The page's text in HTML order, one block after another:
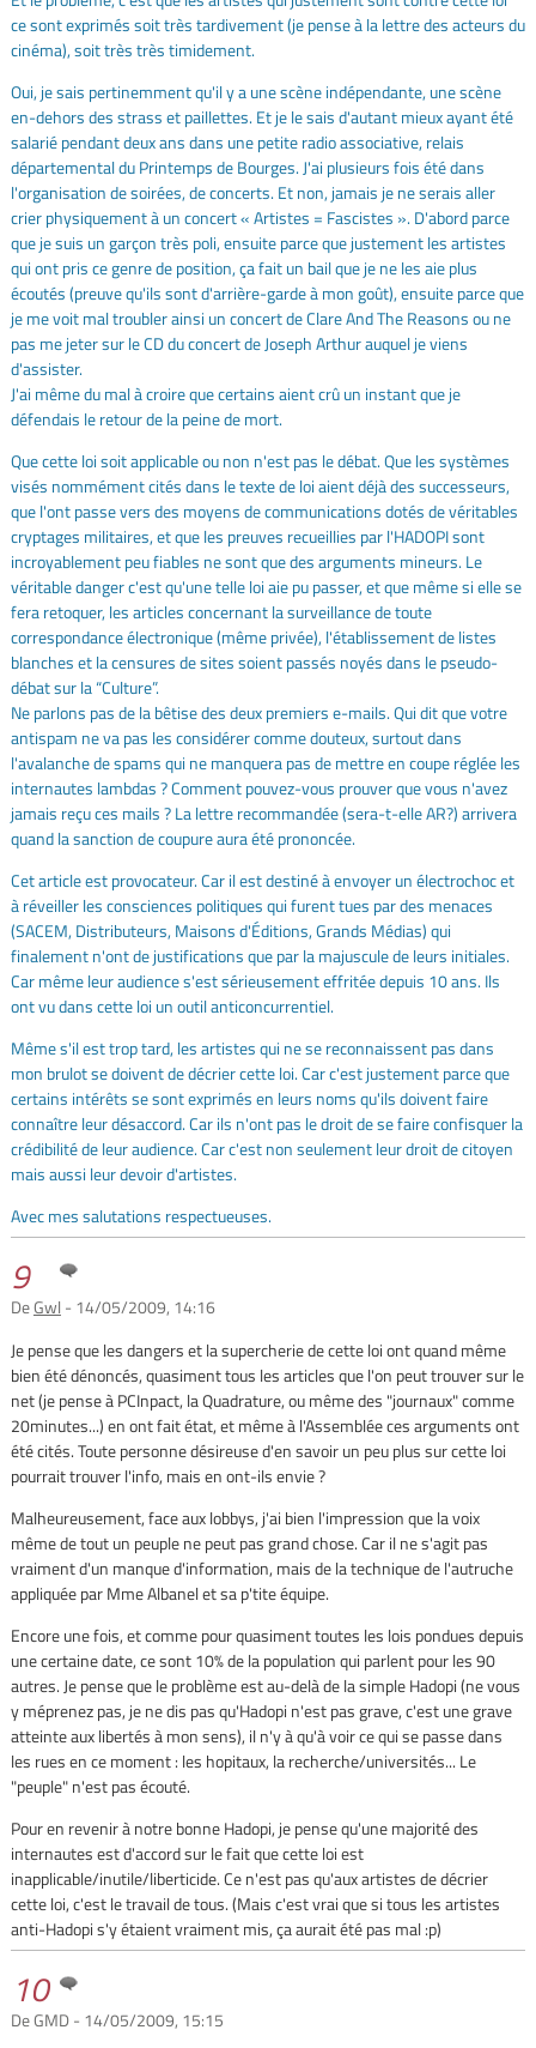
ce sont exprimés soit très tardivement (je pense à la lettre des acteurs du
cinéma), soit très très timidement.
Oui, je sais pertinemment qu'il y a une scène indépendante, une scène
en-dehors des strass et paillettes. Et je le sais d'autant mieux ayant été
salarié pendant deux ans dans une petite radio associative, relais
départemental du Printemps de Bourges. J'ai plusieurs fois été dans
l'organisation de soirées, de concerts. Et non, jamais je ne serais aller
crier physiquement à un concert « Artistes = Fascistes ». D'abord parce
que je suis un garçon très poli, ensuite parce que justement les artistes
qui ont pris ce genre de position, ça fait un bail que je ne les aie plus
écoutés (preuve qu'ils sont d'arrière-garde à mon goût), ensuite parce que
je me voit mal troubler ainsi un concert de Clare And The Reasons ou ne
pas me jeter sur le CD du concert de Joseph Arthur auquel je viens
d'assister.
J'ai même du mal à croire que certains aient crû un instant que je
défendais le retour de la peine de mort.
Que cette loi soit applicable ou non n'est pas le débat. Que les systèmes
visés nommément cités dans le texte de loi aient déjà des successeurs,
que l'ont passe vers des moyens de communications dotés de véritables
cryptages militaires, et que les preuves recueillies par l'HADOPI sont
incroyablement peu fiables ne sont que des arguments mineurs. Le
véritable danger c'est qu'une telle loi aie pu passer, et que même si elle se
fera retoquer, les articles concernant la surveillance de toute
correspondance électronique (même privée), l'établissement de listes
blanches et la censures de sites soient passés noyés dans le pseudo-
débat sur la “Culture”.
Ne parlons pas de la bêtise des deux premiers e-mails. Qui dit que votre
antispam ne va pas les considérer comme douteux, surtout dans
l'avalanche de spams qui ne manquera pas de mettre en coupe réglée les
internautes lambdas ? Comment pouvez-vous prouver que vous n'avez
jamais reçu ces mails ? La lettre recommandée (sera-t-elle AR?) arrivera
quand la sanction de coupure aura été prononcée.
Cet article est provocateur. Car il est destiné à envoyer un électrochoc et
à réveiller les consciences politiques qui furent tues par des menaces
(SACEM, Distributeurs, Maisons d'Éditions, Grands Médias) qui
finalement n'ont de justifications que par la majuscule de leurs initiales.
Car même leur audience s'est sérieusement effritée depuis 10 ans. Ils
ont vu dans cette loi un outil anticoncurrentiel.
Même s'il est trop tard, les artistes qui ne se reconnaissent pas dans
mon brulot se doivent de décrier cette loi. Car c'est justement parce que
certains intérêts se sont exprimés en leurs noms qu'ils doivent faire
connaître leur désaccord. Car ils n'ont pas le droit de se faire confisquer la
crédibilité de leur audience. Car c'est non seulement leur droit de citoyen
mais aussi leur devoir d'artistes.
Avec mes salutations respectueuses.
9
DeGwl - 14/05/2009, 14:16
Je pense que les dangers et la supercherie de cette loi ont quand même
bien été dénoncés, quasiment tous les articles que l'on peut trouver sur le
net (je pense à PCInpact, la Quadrature, ou même des "journaux" comme
20minutes...) en ont fait état, et même à l'Assemblée ces arguments ont
été cités. Toute personne désireuse d'en savoir un peu plus sur cette loi
pourrait trouver l'info, mais en ont-ils envie ?
Malheureusement, face aux lobbys, j'ai bien l'impression que la voix
même de tout un peuple ne peut pas grand chose. Car il ne s'agit pas
vraiment d'un manque d'information, mais de la technique de l'autruche
appliquée par Mme Albanel et sa p'tite équipe.
Encore une fois, et comme pour quasiment toutes les lois pondues depuis
une certaine date, ce sont 10% de la population qui parlent pour les 90
autres. Je pense que le problème est au-delà de la simple Hadopi (ne vous
y méprenez pas, je ne dis pas qu'Hadopi n'est pas grave, c'est une grave
atteinte aux libertés à mon sens), il n'y à qu'à voir ce qui se passe dans
les rues en ce moment : les hopitaux, la recherche/universités... Le
"peuple" n'est pas écouté.
Pour en revenir à notre bonne Hadopi, je pense qu'une majorité des
internautes est d'accord sur le fait que cette loi est
inapplicable/inutile/liberticide. Ce n'est pas qu'aux artistes de décrier
cette loi, c'est le travail de tous. (Mais c'est vrai que si tous les artistes
anti-Hadopi s'y étaient vraiment mis, ça aurait été pas mal :p)
10
De GMD - 14/05/2009, 15:15